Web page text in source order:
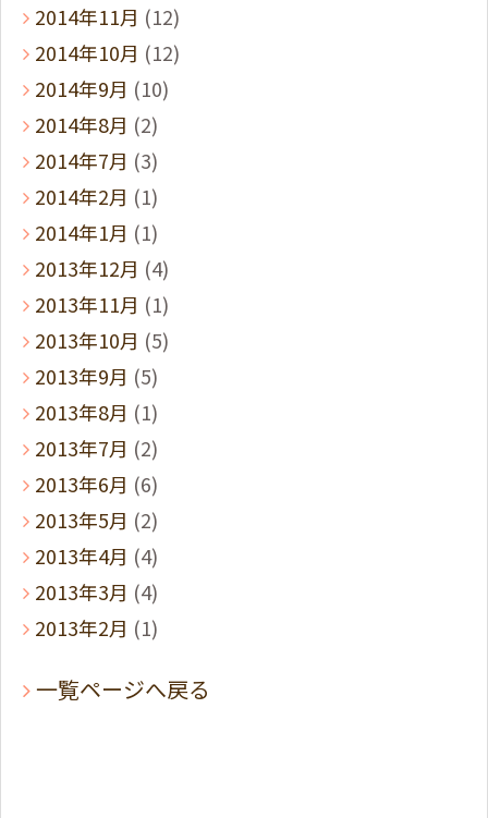
2014年11月 (12)
2014年10月 (12)
2014年9月 (10)
2014年8月 (2)
2014年7月 (3)
2014年2月 (1)
2014年1月 (1)
2013年12月 (4)
2013年11月 (1)
2013年10月 (5)
2013年9月 (5)
2013年8月 (1)
2013年7月 (2)
2013年6月 (6)
2013年5月 (2)
2013年4月 (4)
2013年3月 (4)
2013年2月 (1)
一覧ページへ戻る